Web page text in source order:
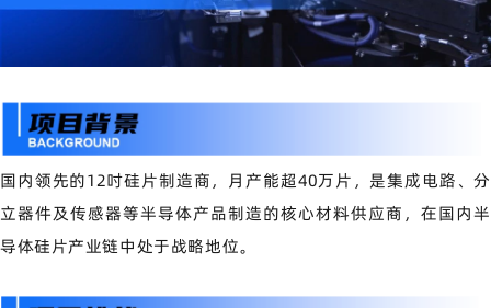
国内领先的12吋硅片制造商，月产能超40万片，是集成电路、分
立器件及传感器等半导体产品制造的核心材料供应商，在国内半
导体硅片产业链中处于战略地位。